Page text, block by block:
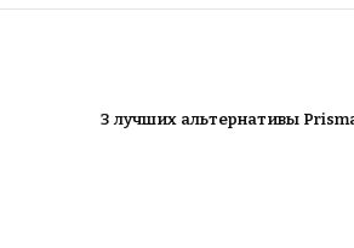
3 лучших альтернативы